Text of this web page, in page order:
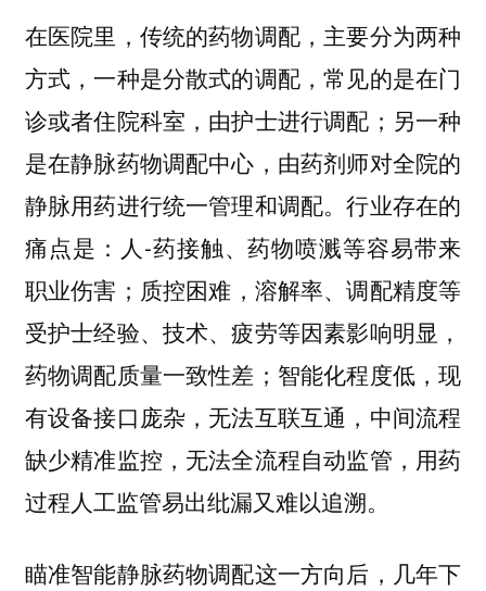
在医院里，传统的药物调配，主要分为两种
方式，一种是分散式的调配，常见的是在门
诊或者住院科室，由护士进行调配；另一种
是在静脉药物调配中心，由药剂师对全院的
静脉用药进行统一管理和调配。行业存在的
痛点是：人-药接触、药物喷溅等容易带来
职业伤害；质控困难，溶解率、调配精度等
受护士经验、技术、疲劳等因素影响明显，
药物调配质量一致性差；智能化程度低，现
有设备接口庞杂，无法互联互通，中间流程
缺少精准监控，无法全流程自动监管，用药
过程人工监管易出纰漏又难以追溯。
瞄准智能静脉药物调配这一方向后，几年下